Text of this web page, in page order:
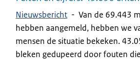
Nieuwsbericht - Van de 69.443
hebben aangemeld, hebben we
mensen de situatie bekeken.
bleken gedupeerd door fouten